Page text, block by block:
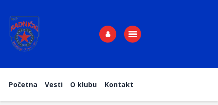
Početna Vesti O klubu Kontakt
Vesti
O klubu